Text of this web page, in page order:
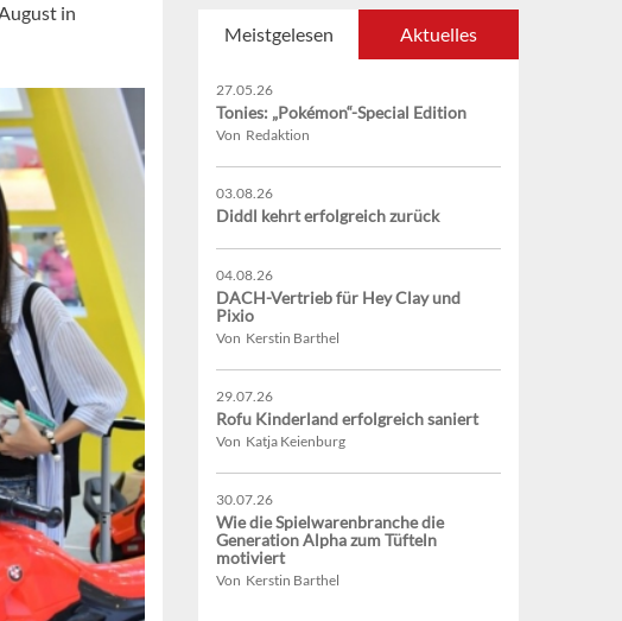
in
Meistgelesen Aktuelles
27.05.26
Tonies: „Pokémon“-Special Edition
Von Redaktion
03.08.26
Diddl kehrt erfolgreich zurück
04.08.26
DACH-Vertrieb für Hey Clay und
Pixio
Von Kerstin Barthel
29.07.26
Rofu Kinderland erfolgreich saniert
Von Katja Keienburg
30.07.26
Wie die Spielwarenbranche die
Generation Alpha zum Tüfteln
motiviert
Von Kerstin Barthel